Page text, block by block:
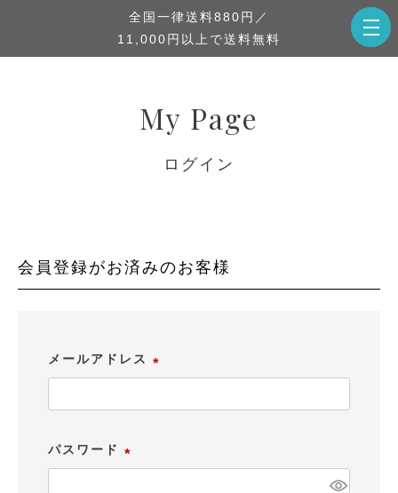
全国一律送料880円／
11,000円以上で送料無料
My Page
ログイン
会員登録がお済みのお客様
メールアドレス
必
パスワード